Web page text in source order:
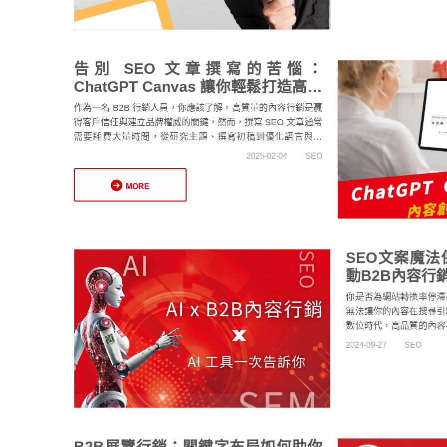
告別 SEO 文章撰寫的苦惱：
ChatGPT Canvas 讓你輕鬆打造高效
B2B 內容
作為一名 B2B 行銷人員，你應該了解，高質量的內容行銷是贏
得客戶信任與建立品牌權威的關鍵，然而，撰寫 SEO 文章通常
需要耗費大量時間，從研究主題、撰寫初稿到優化語言與排
版，每一個環節都可能讓你感到疲憊不堪，幸運的是，
ChatGPT Canvas 這款工具將徹底改變你的內容創作方式，它
不僅能節省時間，還能提升內容的專業度與效率，特別適合需
2025-02-04 SEO
MORE
SEO文案魔法
動B2B內容行
你是否為網站轉換率停
無法讓你的內容在搜尋
數位時代，高品質的內
功的關鍵。就讓我們來
2024-09-27 SEO